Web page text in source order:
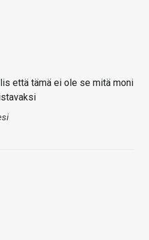
että tämä ei ole se mitä moni